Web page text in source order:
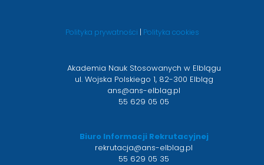
nowymnowymnowymnowymnowym
Polityka prywatności | Polityka cookies
Akademia Nauk Stosowanych w Elblągu
ul. Wojska Polskiego 1, 82-300 Elbląg
ans@ans-elblag.pl
55 629 05 05
Biuro Informacji Rekrutacyjnej
rekrutacja@ans-elblag.pl
55 629 05 35